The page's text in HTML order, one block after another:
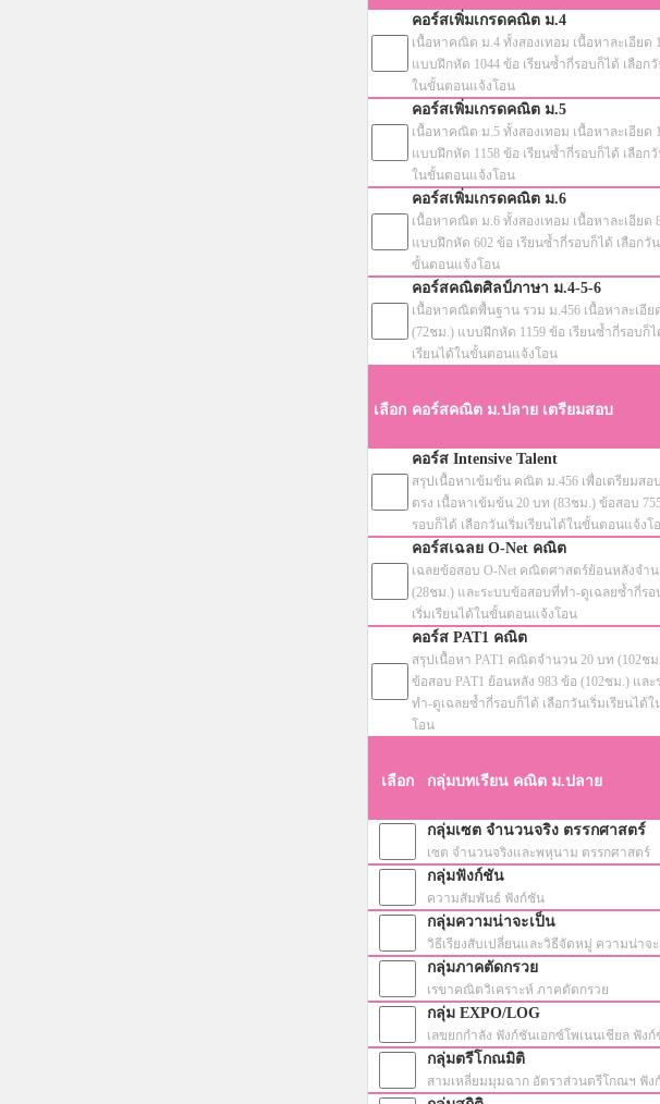
คอร์สเพิ่มเกรดคณิต ม.4
เนื้อหาคณิต ม.4 ทั้งสองเทอม เนื้อหาละเอียด
แบบฝึกหัด 1044 ข้อ เรียนซ้ำกี่รอบก็ได้ เลือกวั
ในขั้นตอนแจ้งโอน
คอร์สเพิ่มเกรดคณิต ม.5
เนื้อหาคณิต ม.5 ทั้งสองเทอม เนื้อหาละเอียด
แบบฝึกหัด 1158 ข้อ เรียนซ้ำกี่รอบก็ได้ เลือกวั
ในขั้นตอนแจ้งโอน
คอร์สเพิ่มเกรดคณิต ม.6
เนื้อหาคณิต ม.6 ทั้งสองเทอม เนื้อหาละเอียด
แบบฝึกหัด 602 ข้อ เรียนซ้ำกี่รอบก็ได้ เลือกวั
ขั้นตอนแจ้งโอน
คอร์สคณิตศิลป์ภาษา ม.4-5-6
เนื้อหาคณิตพื้นฐาน รวม ม.456 เนื้อหาละเอีย
(72ชม.) แบบฝึกหัด 1159 ข้อ เรียนซ้ำกี่รอบก็ไ
เรียนได้ในขั้นตอนแจ้งโอน
เลือก คอร์สคณิต ม.ปลาย เตรียมสอบ
คอร์ส Intensive Talent
สรุปเนื้อหาเข้มข้น คณิต ม.456 เพื่อเตรียมสอ
ตรง เนื้อหาเข้มข้น 20 บท (83ชม.) ข้อสอบ
รอบก็ได้ เลือกวันเริ่มเรียนได้ในขั้นตอนแจ้งโ
คอร์สเฉลย O-Net คณิต
เฉลยข้อสอบ O-Net คณิตศาสตร์ย้อนหลังจำน
(28ชม.) และระบบข้อสอบที่ทำ-ดูเฉลยซ้ำกี่รอ
เริ่มเรียนได้ในขั้นตอนแจ้งโอน
คอร์ส PAT1 คณิต
สรุปเนื้อหา PAT1 คณิตจำนวน 20 บท (102ชม
ข้อสอบ PAT1 ย้อนหลัง 983 ข้อ (102ชม.) แล
ทำ-ดูเฉลยซ้ำกี่รอบก็ได้ เลือกวันเริ่มเรียนได้
โอน
เลือก กลุ่มบทเรียน คณิต ม.ปลาย
กลุ่มเซต จำนวนจริง ตรรกศาสตร์
เซต จำนวนจริงและพหุนาม ตรรกศาสตร์
กลุ่มฟังก์ชัน
ความสัมพันธ์ ฟังก์ชัน
กลุ่มความน่าจะเป็น
วิธีเรียงสับเปลี่ยนและวิธีจัดหมู่ ความน่าจ
กลุ่มภาคตัดกรวย
เรขาคณิตวิเคราะห์ ภาคตัดกรวย
กลุ่ม EXPO/LOG
เลขยกกำลัง ฟังก์ชันเอกซ์โพเนนเชียล ฟัง
กลุ่มตรีโกณมิติ
สามเหลี่ยมมุมฉาก อัตราส่วนตรีโกณฯ ฟั